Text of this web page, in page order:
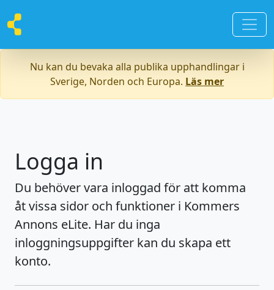
Nu kan du bevaka alla publika upphandlingar i
Sverige, Norden och Europa. Läs mer
Logga in
Du behöver vara inloggad för att komma
åt vissa sidor och funktioner i Kommers
Annons eLite. Har du inga
inloggningsuppgifter kan du skapa ett
konto.